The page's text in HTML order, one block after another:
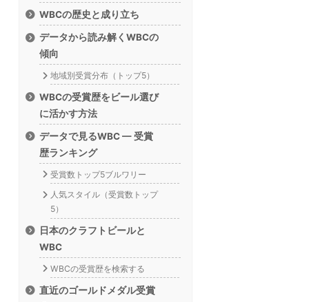
WBCの歴史と成り立ち
データから読み解くWBCの
傾向
地域別受賞分布（トップ5）
WBCの受賞歴をビール選び
に活かす方法
データで見るWBC — 受賞
歴ランキング
受賞数トップ5ブルワリー
人気スタイル（受賞数トップ
5）
日本のクラフトビールと
WBC
WBCの受賞歴を検索する
直近のゴールドメダル受賞